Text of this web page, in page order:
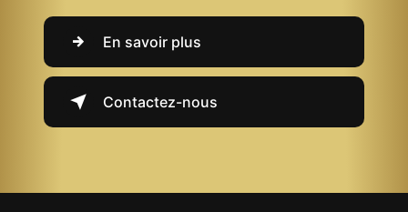
En savoir plus
Contactez-nous